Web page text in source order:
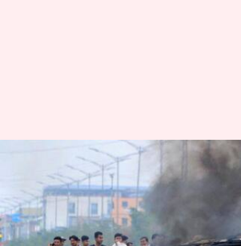
மணிப்பூர்
மன்னிப்பு கோரிய
முதல்வர் பிரேன்